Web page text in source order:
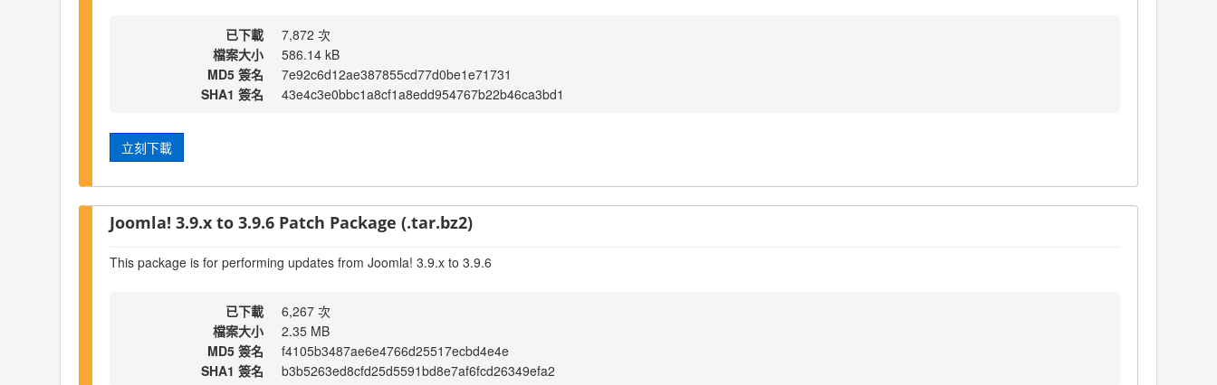
已下載
7,872 次
檔案大小
586.14 kB
MD5 簽名
7e92c6d12ae387855cd77d0be1e71731
SHA1 簽名
43e4c3e0bbc1a8cf1a8edd954767b22b46ca3bd1
立刻下載
Joomla! 3.9.x to 3.9.6 Patch Package (.tar.bz2)
This package is for performing updates from Joomla! 3.9.x to 3.9.6
已下載
6,267 次
檔案大小
2.35 MB
MD5 簽名
f4105b3487ae6e4766d25517ecbd4e4e
SHA1 簽名
b3b5263ed8cfd25d5591bd8e7af6fcd26349efa2